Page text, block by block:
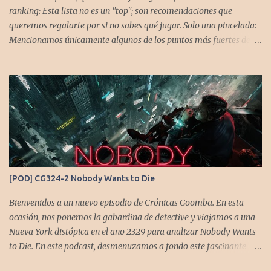
ranking: Esta lista no es un "top"; son recomendaciones que
queremos regalarte por si no sabes qué jugar. Solo una pincelada:
Mencionamos únicamente algunos de los puntos más fuertes de
asegurar que, al menos uno, se adapte a tus gustos. Si te gusta este
tipo de contenido, háznoslo saber para crear nuevas entradas con
otros doce juegos imprescindibles. Cuphead En la mente de los dos
hermanos desarrolladores, la idea de fusionar el arte de las
películas de animación clásica con un juego de disparos (al estilo
Contra o Metal Slug) era una apuesta ganadora. En la ejecución, la
calidad es insuperable. Posee un excelente diseño de niveles,
variedad de jefes, plataformas desafiantes y una música
estupenda. Es un título que te mantiene enganchado a pesar de su
alta dificultad...
[POD] CG324-2 Nobody Wants to Die
Bienvenidos a un nuevo episodio de Crónicas Goomba. En esta
ocasión, nos ponemos la gabardina de detective y viajamos a una
Nueva York distópica en el año 2329 para analizar Nobody Wants
to Die. En este podcast, desmenuzamos a fondo este fascinante